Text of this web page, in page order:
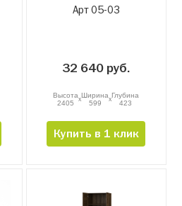
Арт 05-03
32 640 руб.
Высота
2405
xШирина
599
xГлубина
423
Купить в 1 клик